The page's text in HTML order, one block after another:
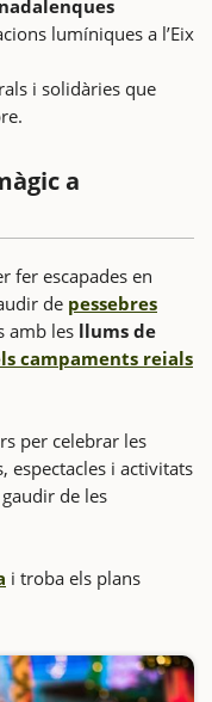
lumíniques a l’Eix
i solidàries que
a
fer escapades en
de pessebres
amb les llums de
campaments reials
per celebrar les
espectacles i activitats
de les
i troba els plans